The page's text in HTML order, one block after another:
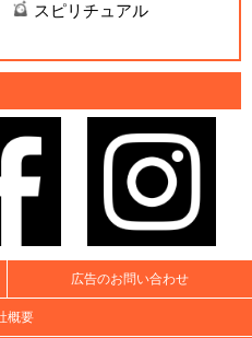
スピリチュアル
広告のお問い合わせ
概要